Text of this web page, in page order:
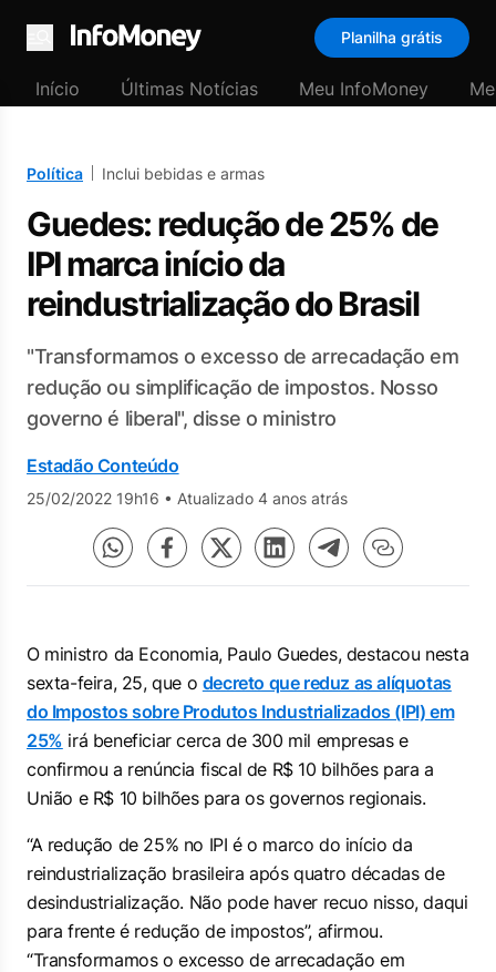
Menu
Planilha grátis
Início Últimas Notícias Meu InfoMoney
Política Inclui bebidas e armas
Guedes: redução de 25% de
IPI marca início da
reindustrialização do Brasil
"Transformamos o excesso de arrecadação em
redução ou simplificação de impostos. Nosso
governo é liberal", disse o ministro
Estadão Conteúdo
25/02/2022 19h16 • Atualizado 4 anos atrás
O ministro da Economia, Paulo Guedes, destacou nesta
sexta-feira, 25, que o decreto que reduz as alíquotas
do Impostos sobre Produtos Industrializados (IPI) em
25% irá beneficiar cerca de 300 mil empresas e
confirmou a renúncia fiscal de R$ 10 bilhões para a
União e R$ 10 bilhões para os governos regionais.
“A redução de 25% no IPI é o marco do início da
reindustrialização brasileira após quatro décadas de
desindustrialização. Não pode haver recuo nisso, daqui
para frente é redução de impostos”, afirmou.
“Transformamos o excesso de arrecadação em